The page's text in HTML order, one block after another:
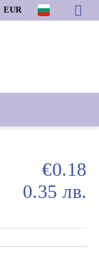
EUR
€0.18
0.35 лв.